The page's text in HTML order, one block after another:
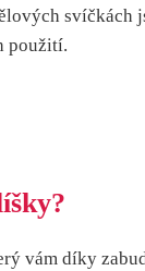
svíčkách
použití.
vám díky